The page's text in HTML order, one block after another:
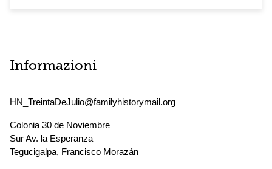
Informazioni
HN_TreintaDeJulio@familyhistorymail.org
Colonia 30 de Noviembre
Sur Av. la Esperanza
Tegucigalpa, Francisco Morazán